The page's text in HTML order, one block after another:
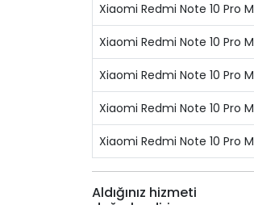
Xiaomi Redmi Note 10 Pro
Xiaomi Redmi Note 10 Pro
Xiaomi Redmi Note 10 Pro
Xiaomi Redmi Note 10 Pro
Xiaomi Redmi Note 10 Pro
Aldığınız hizmeti